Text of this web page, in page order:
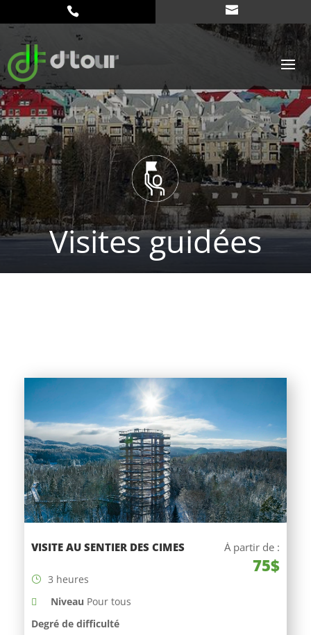
Visites guidées
VISITE AU SENTIER DES CIMES À partir de :
75$
3 heures
Niveau Pour tous
Degré de difficulté